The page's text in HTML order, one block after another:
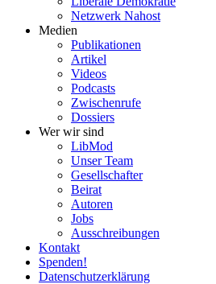
Netzwerk Nahost
Medien
Publi­ka­tionen
Artikel
Videos
Podcasts
Zwischenrufe
Dossiers
Wer wir sind
LibMod
Unser Team
Gesell­schafter
Beirat
Autoren
Jobs
Ausschrei­bungen
Kontakt
Spenden!
Daten­schutz­er­klärung